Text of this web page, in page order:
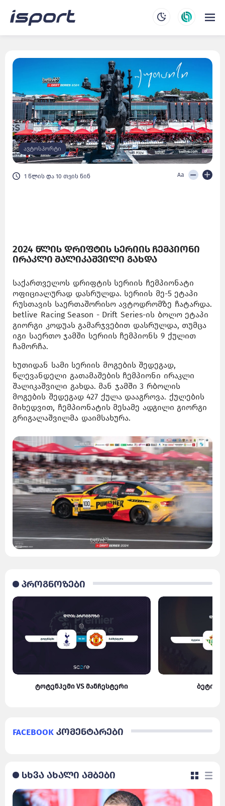
ავტოსპორტი
1 წლის და 10 თვის წინ Aa
2024 წლის დრიფტის სერიის ჩემპიონი
ირაკლი შალიკაშვილი გახდა
საქართველოს დრიფტის სერიის ჩემპიონატი
ოფიციალურად დასრულდა. სერიის მე-5 ეტაპი
რუსთავის საერთაშორისო ავტოდრომზე ჩატარდა.
betlive Racing Season - Drift Series-ის ბოლო ეტაპი
გიორგი კოდუას გამარჯვებით დასრულდა, თუმცა
იგი საერთო ჯამში სერიის ჩემპიონს 9 ქულით
ჩამორჩა.
ხუთიდან სამი სერიის მოგების შედეგად,
წლევანდელი გათამაშების ჩემპიონი ირაკლი
შალიკაშვილი გახდა. მან ჯამში 3 რბოლის
მოგების შედეგად 427 ქულა დააგროვა. ქულების
მიხედვით, ჩემპიონატის მესამე ადგილი გიორგი
გრიგალაშვილმა დაიმსახურა.
პროგნოზები
ტოტენჰემი VS მანჩესტერი ბეტისი
Facebook კომენტარები
სხვა ახალი ამბები